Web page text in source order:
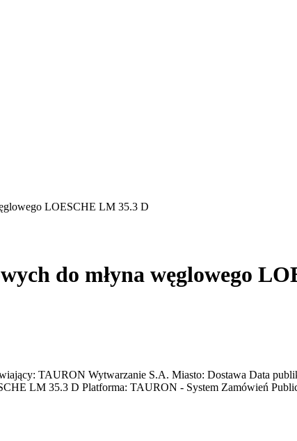
LOESCHE LM 35.3 D
do młyna węglowego
TAURON Wytwarzanie S.A. Miasto: Dostawa Data
LM 35.3 D Platforma: TAURON - System Zamówień